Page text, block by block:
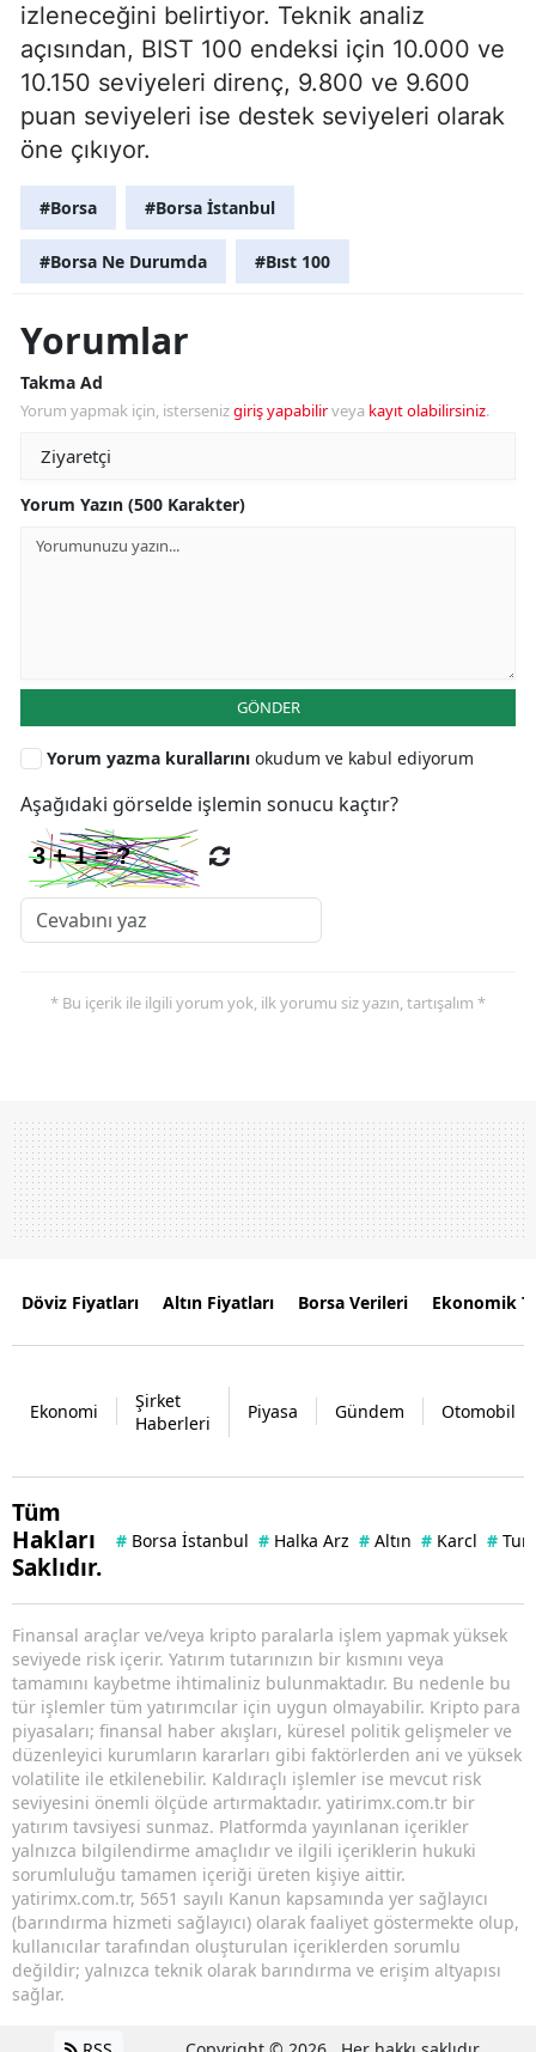
izleneceğini belirtiyor. Teknik analiz
açısından, BIST 100 endeksi için 10.000 ve
10.150 seviyeleri direnç, 9.800 ve 9.600
puan seviyeleri ise destek seviyeleri olarak
öne çıkıyor.
#Borsa #Borsa İstanbul
#Borsa Ne Durumda #Bıst 100
Yorumlar
Takma Ad
Yorum yapmak için, istersenizgiriş yapabilirveya kayıt olabilirsiniz.
Yorum Yazın (500 Karakter)
GÖNDER
Yorum yazma kurallarını okudum ve kabul ediyorum
Aşağıdaki görselde işlemin sonucu kaçtır?
* Bu içerik ile ilgili yorum yok, ilk yorumu siz yazın, tartışalım *
Döviz Fiyatları Altın Fiyatları Borsa Verileri Ekonomik
Ekonomi
Şirket
Haberleri
Piyasa Gündem Otomobil
Tüm
Hakları
Saklıdır.
# Borsa İstanbul # Halka Arz # Altın # Karcl #
Finansal araçlar ve/veya kripto paralarla işlem yapmak yüksek
seviyede risk içerir. Yatırım tutarınızın bir kısmını veya
tamamını kaybetme ihtimaliniz bulunmaktadır. Bu nedenle bu
tür işlemler tüm yatırımcılar için uygun olmayabilir. Kripto para
piyasaları; finansal haber akışları, küresel politik gelişmeler ve
düzenleyici kurumların kararları gibi faktörlerden ani ve yüksek
volatilite ile etkilenebilir. Kaldıraçlı işlemler ise mevcut risk
seviyesini önemli ölçüde artırmaktadır. yatirimx.com.tr bir
yatırım tavsiyesi sunmaz. Platformda yayınlanan içerikler
yalnızca bilgilendirme amaçlıdır ve ilgili içeriklerin hukuki
sorumluluğu tamamen içeriği üreten kişiye aittir.
yatirimx.com.tr, 5651 sayılı Kanun kapsamında yer sağlayıcı
(barındırma hizmeti sağlayıcı) olarak faaliyet göstermekte olup,
kullanıcılar tarafından oluşturulan içeriklerden sorumlu
değildir; yalnızca teknik olarak barındırma ve erişim altyapısı
sağlar.